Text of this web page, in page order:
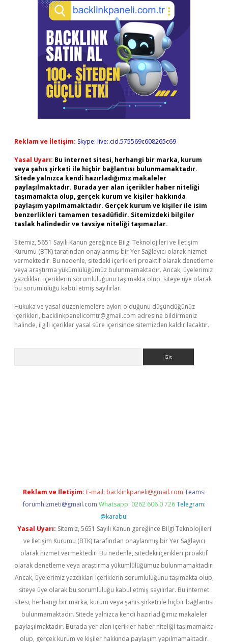
Reklam ve İletişim: Skype: live:.cid.575569c608265c69
Yasal Uyarı: Bu internet sitesi, herhangi bir marka, kurum
veya şahıs şirketi ile hiçbir bağlantısı bulunmamaktadır.
Sitede yalnızca kendi hazırladığımız makaleler
paylaşılmaktadır. Burada yer alan içerikler haber niteliği
taşımamakta olup, gerçek kurum ve kişiler hakkında
paylaşım yapılmamaktadır. Gerçek kurum ve kişiler ile isim
benzerlikleri tamamen tesadüfidir. Sitemizdeki bilgiler
taslak halindedir ve tavsiye niteliği taşımazlar.
Sitemiz, 5651 Sayılı Kanun gereğince Bilgi Teknolojileri ve İletişim
Kurumu (BTK) tarafından onaylanmış bir Yer Sağlayıcı olarak hizmet
vermektedir. Bu nedenle, sitedeki içerikleri proaktif olarak denetleme
veya araştırma yükümlülüğümüz bulunmamaktadır. Ancak, üyelerimiz
yazdıkları içeriklerin sorumluluğunu taşımakta olup, siteye üye olarak
bu sorumluluğu kabul etmiş sayılırlar.
Hukuka ve yasal düzenlemelere aykırı olduğunu düşündüğünüz
içerikleri, backlinkpanelicomtr@gmail.com adresine bildirmeniz
halinde, ilgili içerikler yasal süre içerisinde sitemizden kaldırılacaktır.
Reklam ve İletişim: E-mail: backlinkpaneli@gmail.com Teams:
forumhizmeti@gmail.com Whatsapp: 0262 606 0 726 Telegram:
@karabul
Yasal Uyarı: Sitemiz, 5651 Sayılı Kanun gereğince Bilgi Teknolojileri
ve İletişim Kurumu (BTK) tarafından onaylanmış bir Yer Sağlayıcı
olarak hizmet vermektedir. Bu nedenle, sitedeki içerikleri proaktif
olarak denetleme veya araştırma yükümlülüğümüz bulunmamaktadır.
Ancak, üyelerimiz yazdıkları içeriklerin sorumluluğunu taşımakta olup,
siteye üye olarak bu sorumluluğu kabul etmiş sayılırlar. Bu internet
sitesi, herhangi bir marka, kurum veya şahıs şirketi ile hiçbir bağlantısı
bulunmamaktadır. Sitede yalnızca kendi hazırladığımız makaleler
paylaşılmaktadır. Burada yer alan içerikler haber niteliği taşımamakta
olup, gerçek kurum ve kişiler hakkında paylaşım yapılmamaktadır.